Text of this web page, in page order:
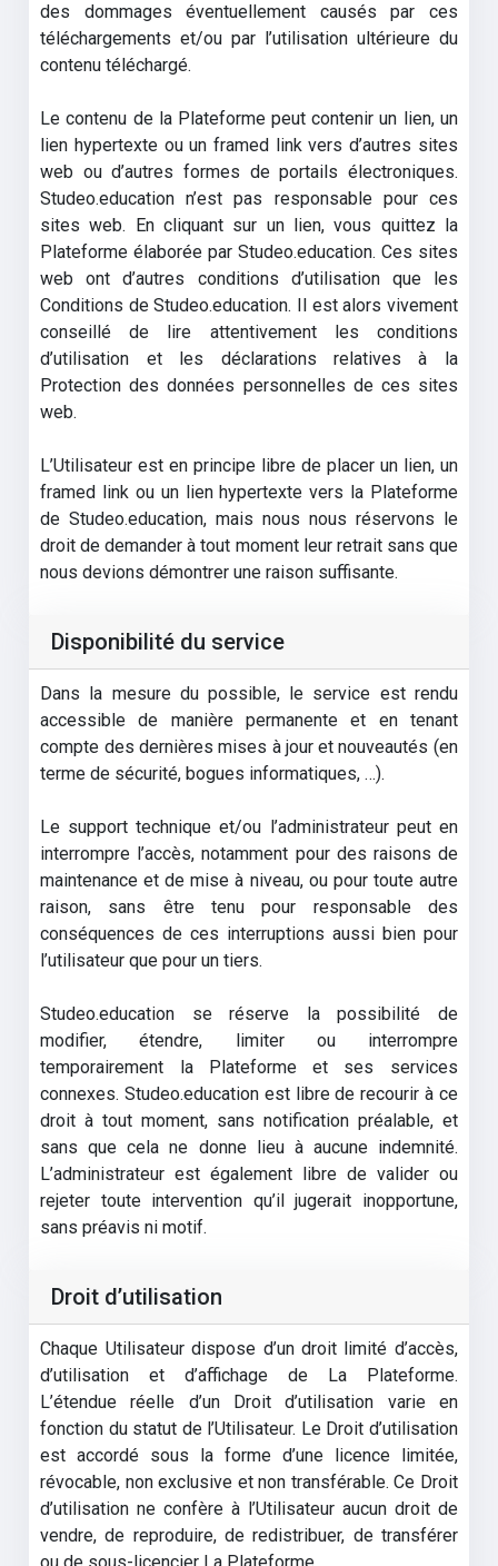
des dommages éventuellement causés par ces
téléchargements et/ou par l’utilisation ultérieure du
contenu téléchargé.
Le contenu de la Plateforme peut contenir un lien, un
lien hypertexte ou un framed link vers d’autres sites
web ou d’autres formes de portails électroniques.
Studeo.education n’est pas responsable pour ces
sites web. En cliquant sur un lien, vous quittez la
Plateforme élaborée par Studeo.education. Ces sites
web ont d’autres conditions d’utilisation que les
Conditions de Studeo.education. Il est alors vivement
conseillé de lire attentivement les conditions
d’utilisation et les déclarations relatives à la
Protection des données personnelles de ces sites
web.
L’Utilisateur est en principe libre de placer un lien, un
framed link ou un lien hypertexte vers la Plateforme
de Studeo.education, mais nous nous réservons le
droit de demander à tout moment leur retrait sans que
nous devions démontrer une raison suffisante.
Disponibilité du service
Dans la mesure du possible, le service est rendu
accessible de manière permanente et en tenant
compte des dernières mises à jour et nouveautés (en
terme de sécurité, bogues informatiques, …).
Le support technique et/ou l’administrateur peut en
interrompre l’accès, notamment pour des raisons de
maintenance et de mise à niveau, ou pour toute autre
raison, sans être tenu pour responsable des
conséquences de ces interruptions aussi bien pour
l’utilisateur que pour un tiers.
Studeo.education se réserve la possibilité de
modifier, étendre, limiter ou interrompre
temporairement la Plateforme et ses services
connexes. Studeo.education est libre de recourir à ce
droit à tout moment, sans notification préalable, et
sans que cela ne donne lieu à aucune indemnité.
L’administrateur est également libre de valider ou
rejeter toute intervention qu’il jugerait inopportune,
sans préavis ni motif.
Droit d’utilisation
Chaque Utilisateur dispose d’un droit limité d’accès,
d’utilisation et d’affichage de La Plateforme.
L’étendue réelle d’un Droit d’utilisation varie en
fonction du statut de l’Utilisateur. Le Droit d’utilisation
est accordé sous la forme d’une licence limitée,
révocable, non exclusive et non transférable. Ce Droit
d’utilisation ne confère à l’Utilisateur aucun droit de
vendre, de reproduire, de redistribuer, de transférer